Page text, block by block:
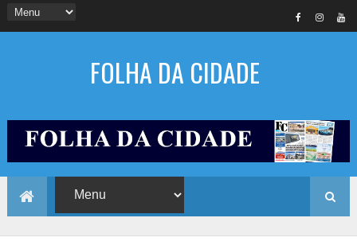
FOLHA DA CIDADE